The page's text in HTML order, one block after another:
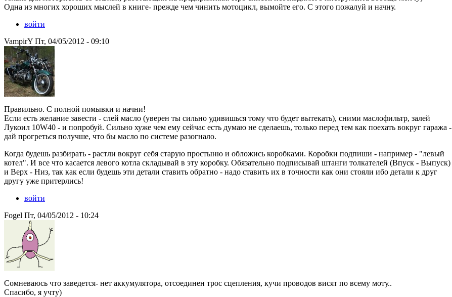
Одна из многих хороших мыслей в книге- прежде чем чинить мотоцикл, вымойте его. С этого пожалуй и начну.
войти
VampirY Пт, 04/05/2012 - 09:10
Правильно. С полной помывки и начни!
Если есть желание завести - слей масло (уверен ты сильно удивишься тому что будет вытекать), сними маслофильтр, залей
Лукоил 10W40 - и попробуй. Сильно хуже чем ему сейчас есть думаю не сделаешь, только перед тем как поехать вокруг гаража -
дай прогреться получше, что бы масло по системе разогнало.
Когда будешь разбирать - растли вокруг себя старую простыню и обложись коробками. Коробки подпиши - например - "левый
котел". И все что касается левого котла складывай в эту коробку. Обязательно подписывай штанги толкателей (Впуск - Выпуск)
и Верх - Низ, так как если будешь эти детали ставить обратно - надо ставить их в точности как они стояли ибо детали к друг
другу уже притерлись!
войти
Fogel Пт, 04/05/2012 - 10:24
Сомневаюсь что заведется- нет аккумулятора, отсоединен трос сцепления, кучи проводов висят по всему моту..
Спасибо, я учту)